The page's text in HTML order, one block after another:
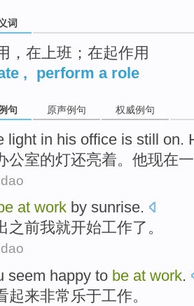
词
，在上班；在起作用
, perform a role
句 原声例句 权威例句
light in his office is still on.
公室的灯还亮着。他现在
at work by sunrise.
之前我就开始工作了 。
seem happy to be at work.
起来非常乐于工作。